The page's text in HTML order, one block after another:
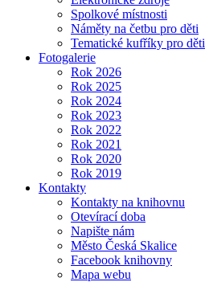
Spolkové místnosti
Náměty na četbu pro děti
Tematické kufříky pro děti
Fotogalerie
Rok 2026
Rok 2025
Rok 2024
Rok 2023
Rok 2022
Rok 2021
Rok 2020
Rok 2019
Kontakty
Kontakty na knihovnu
Otevírací doba
Napište nám
Město Česká Skalice
Facebook knihovny
Mapa webu